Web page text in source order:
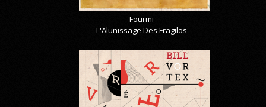
Fourmi
L'Alunissage Des Fragilos